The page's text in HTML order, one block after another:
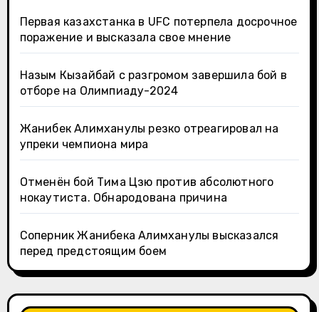
Первая казахстанка в UFC потерпела досрочное
поражение и высказала свое мнение
Назым Кызайбай с разгромом завершила бой в
отборе на Олимпиаду-2024
Жанибек Алимханулы резко отреагировал на
упреки чемпиона мира
Отменён бой Тима Цзю против абсолютного
нокаутиста. Обнародована причина
Соперник Жанибека Алимханулы высказался
перед предстоящим боем